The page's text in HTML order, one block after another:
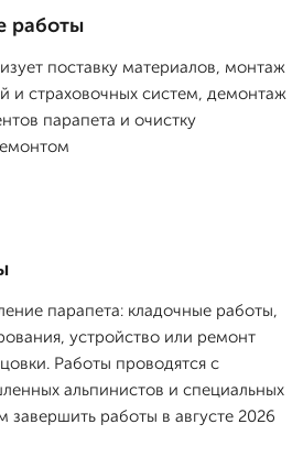
работы
поставку материалов, монтаж
и страховочных систем, демонтаж
парапета и очистку
парапета: кладочные работы,
устройство или ремонт
Работы проводятся с
альпинистов и специальных
завершить работы в августе 2026